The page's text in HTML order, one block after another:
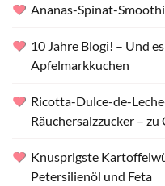
Ananas-Spinat-
10 Jahre Blogi! – Und
Apfelmarkkuchen
Ricotta-Dulce-de-
Räuchersalzzucker –
Knusprigste
Petersilienöl und Feta